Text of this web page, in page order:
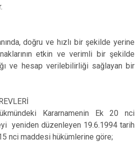
Yıldırım
doğru ve hızlı bir şekilde yerine
etkin ve verimli bir şekilde
ve hesap verilebilirliği sağlayan bir
Kararnamenin Ek 20 nci
yeniden düzenleyen 19.6.1994 tarih
nci maddesi hükümlerine göre;